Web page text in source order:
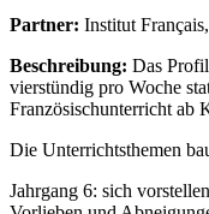
Partner: Institut
Beschreibung: Das
vierstündig pro Woche
Französischunterricht ab
Die Unterrichtsthemen
Jahrgang 6: sich